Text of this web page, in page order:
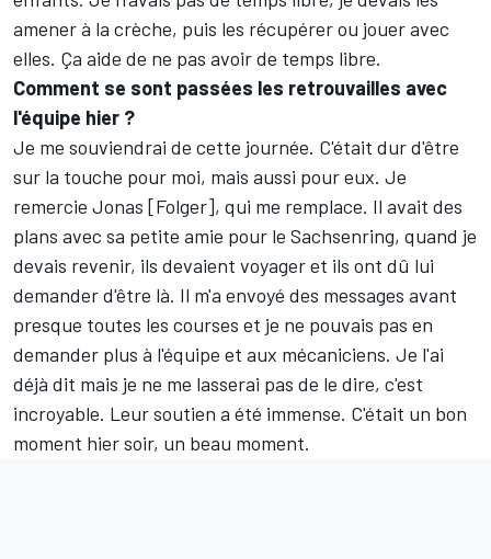
amener à la crèche, puis les récupérer ou jouer avec
elles. Ça aide de ne pas avoir de temps libre.
Comment se sont passées les retrouvailles avec
l'équipe hier ?
Je me souviendrai de cette journée. C'était dur d'être
sur la touche pour moi, mais aussi pour eux. Je
remercie Jonas [Folger], qui me remplace. Il avait des
plans avec sa petite amie pour le Sachsenring, quand je
devais revenir, ils devaient voyager et ils ont dû lui
demander d'être là. Il m'a envoyé des messages avant
presque toutes les courses et je ne pouvais pas en
demander plus à l'équipe et aux mécaniciens. Je l'ai
déjà dit mais je ne me lasserai pas de le dire, c'est
incroyable. Leur soutien a été immense. C'était un bon
moment hier soir, un beau moment.